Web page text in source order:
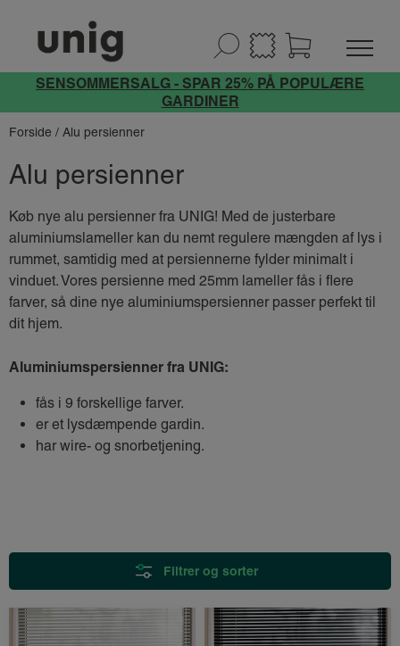
SENSOMMERSALG - SPAR 25% PÅ POPULÆRE
GARDINER
Forside / Alu persienner
Alu persienner
Køb nye alu persienner fra UNIG! Med de justerbare
aluminiumslameller kan du nemt regulere mængden af lys i
rummet, samtidig med at persiennerne fylder minimalt i
vinduet. Vores persienne med 25mm lameller fås i flere
farver, så dine nye aluminiumspersienner passer perfekt til
dit hjem.
Aluminiumspersienner fra UNIG:
fås i 9 forskellige farver.
er et lysdæmpende gardin.
har wire- og snorbetjening.
Filtrer og sorter